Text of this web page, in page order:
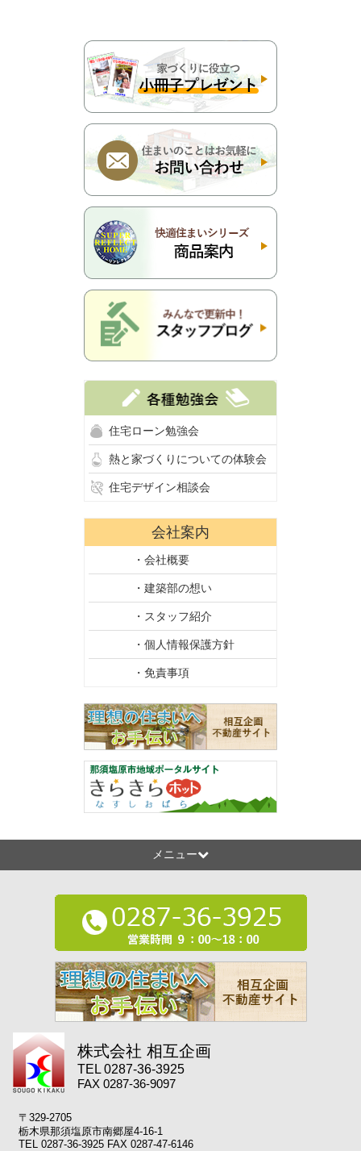
住宅ローン勉強会
熱と家づくりについての体験会
住宅デザイン相談会
会社案内
・会社概要
・建築部の想い
・スタッフ紹介
・個人情報保護方針
・免責事項
メニュー
株式会社 相互企画
TEL 0287-36-3925
FAX 0287-36-9097
〒329-2705
栃木県那須塩原市南郷屋4-16-1
TEL 0287-36-3925 FAX 0287-47-6146